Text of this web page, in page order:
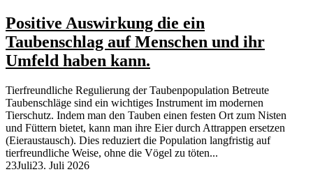
Positive Auswirkung die ein
Taubenschlag auf Menschen und ihr
Umfeld haben kann.
Tierfreundliche Regulierung der Taubenpopulation Betreute
Taubenschläge sind ein wichtiges Instrument im modernen
Tierschutz. Indem man den Tauben einen festen Ort zum Nisten
und Füttern bietet, kann man ihre Eier durch Attrappen ersetzen
(Eieraustausch). Dies reduziert die Population langfristig auf
tierfreundliche Weise, ohne die Vögel zu töten...
23Juli23. Juli 2026